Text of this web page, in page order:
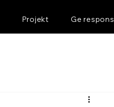
Projekt Ge respons